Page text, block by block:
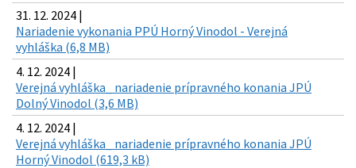
31. 12. 2024 |
Nariadenie vykonania PPÚ Horný Vinodol - Verejná
vyhláška (6,8 MB)
4. 12. 2024 |
Verejná vyhláška_ nariadenie prípravného konania JPÚ
Dolný Vinodol (3,6 MB)
4. 12. 2024 |
Verejná vyhláška_ nariadenie prípravného konania JPÚ
Horný Vinodol (619,3 kB)